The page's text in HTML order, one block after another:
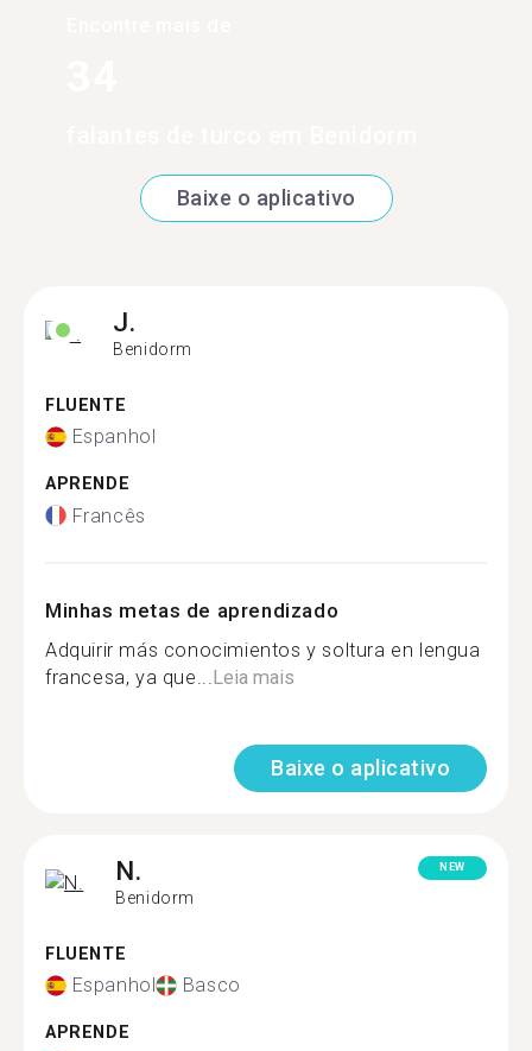
Baixe o aplicativo
J.
Benidorm
FLUENTE
Espanhol
APRENDE
Francês
Minhas metas de aprendizado
Adquirir más conocimientos y soltura en lengua
francesa, ya que... Leia mais
Baixe o aplicativo
N.
Benidorm
NEW
FLUENTE
Espanhol Basco
APRENDE